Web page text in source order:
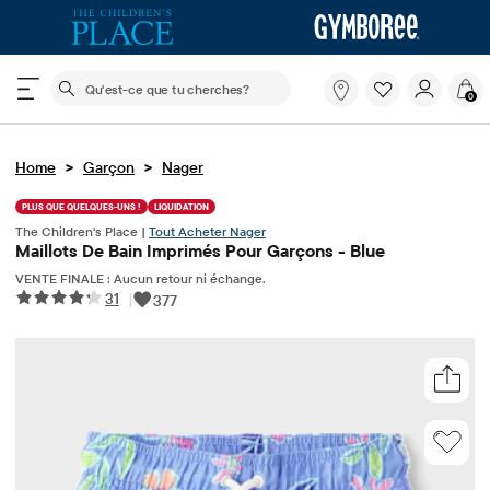
Le champ de recherche ci-dessous filtre les
Qu'est-
que
0
Home > Garçon > Nager
PLUS QUE QUELQUES-UNS ! LIQUIDATION
The Children's Place | Tout Acheter Nager
Maillots De Bain Imprimés Pour Garçons - Blue
VENTE FINALE : Aucun retour ni échange.
31 | 377